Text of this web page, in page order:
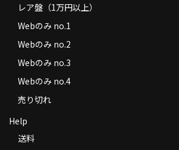
レア盤（1万円以上）
Webのみ no.1
Webのみ no.2
Webのみ no.3
Webのみ no.4
売り切れ
Help
送料